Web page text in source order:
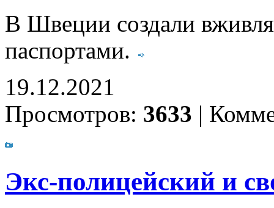
В Швеции создали
паспортами.
19.12.2021
Просмотров: 3633 |
Экс-полицейский и